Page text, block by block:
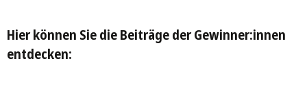
Hier können Sie die Beiträge der Gewinner:innen
entdecken: